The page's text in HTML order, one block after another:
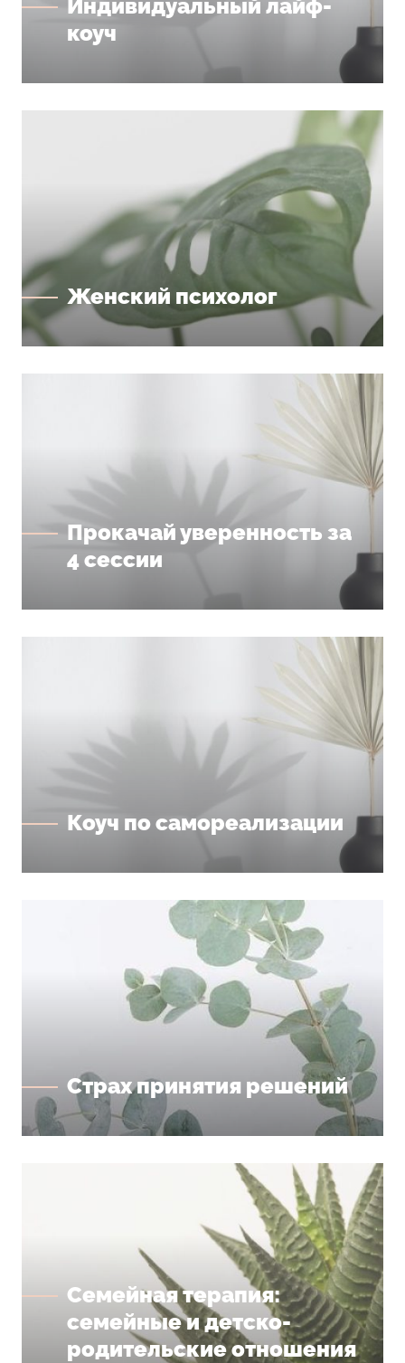
Индивидуальный лайф-
коуч
Женский психолог
Прокачай уверенность за
4 сессии
Коуч по самореализации
Страх принятия решений
Семейная терапия:
семейные и детско-
родительские отношения